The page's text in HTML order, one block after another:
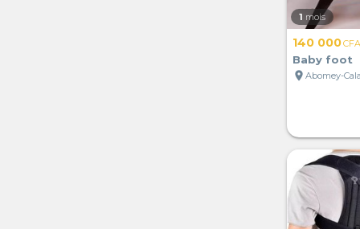
1 mois
140 000CFA
Baby foot
location_on Abomey-